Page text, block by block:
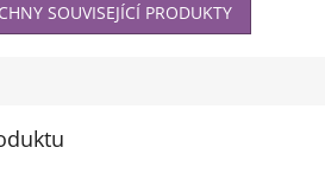
SOUVISEJÍCÍ PRODUKTY